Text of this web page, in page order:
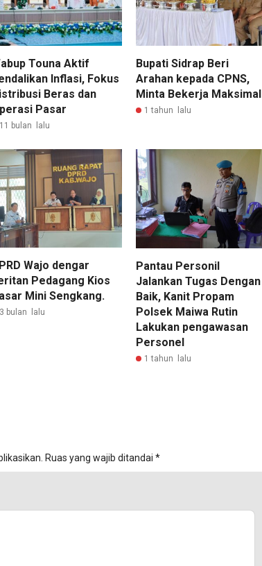
Touna Aktif
Inflasi, Fokus
Beras dan
Pasar
11 bulan lalu
Bupati Sidrap Beri
Arahan kepada CPNS,
Minta Bekerja Maksimal
1 tahun lalu
Wajo dengar
Pedagang Kios
Mini Sengkang.
3 bulan lalu
Pantau Personil
Jalankan Tugas Dengan
Baik, Kanit Propam
Polsek Maiwa Rutin
Lakukan pengawasan
Personel
1 tahun lalu
Ruas yang wajib ditandai *